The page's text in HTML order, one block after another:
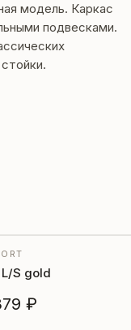
модель. Каркас
подвесками.
L/S gold
₽